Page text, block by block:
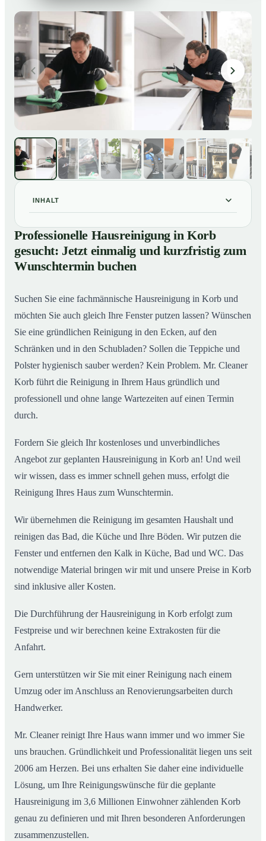
INHALT
01 Professionelle Hausreinigung in Korb gesucht: Jetzt
einmalig und kurzfristig zum Wunschtermin buchen
So läuft eine professionelle Hausreinigung in Korb ab
Professionelle Hausreinigung in Korb
gesucht: Jetzt einmalig und kurzfristig zum
Wunschtermin buchen
Suchen Sie eine fachmännische Hausreinigung in Korb und
möchten Sie auch gleich Ihre Fenster putzen lassen? Wünschen
Sie eine gründlichen Reinigung in den Ecken, auf den
Schränken und in den Schubladen? Sollen die Teppiche und
Polster hygienisch sauber werden? Kein Problem. Mr. Cleaner
Korb führt die Reinigung in Ihrem Haus gründlich und
professionell und ohne lange Wartezeiten auf einen Termin
durch.
Fordern Sie gleich Ihr kostenloses und unverbindliches
Angebot zur geplanten Hausreinigung in Korb an! Und weil
wir wissen, dass es immer schnell gehen muss, erfolgt die
Reinigung Ihres Haus zum Wunschtermin.
Wir übernehmen die Reinigung im gesamten Haushalt und
reinigen das Bad, die Küche und Ihre Böden. Wir putzen die
Fenster und entfernen den Kalk in Küche, Bad und WC. Das
notwendige Material bringen wir mit und unsere Preise in Korb
sind inklusive aller Kosten.
Die Durchführung der Hausreinigung in Korb erfolgt zum
Festpreise und wir berechnen keine Extrakosten für die
Anfahrt.
Gern unterstützen wir Sie mit einer Reinigung nach einem
Umzug oder im Anschluss an Renovierungsarbeiten durch
Handwerker.
Mr. Cleaner reinigt Ihre Haus wann immer und wo immer Sie
uns brauchen. Gründlichkeit und Professionalität liegen uns seit
2006 am Herzen. Bei uns erhalten Sie daher eine individuelle
Lösung, um Ihre Reinigungswünsche für die geplante
Hausreinigung im 3,6 Millionen Einwohner zählenden Korb
genau zu definieren und mit Ihren besonderen Anforderungen
zusammenzustellen.